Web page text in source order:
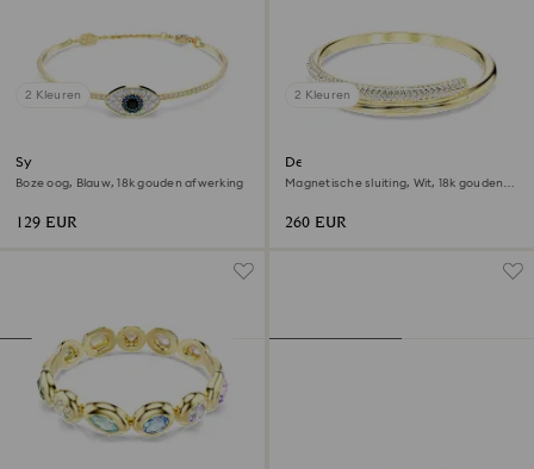
2 Kleuren
Symbolica armband
Boze oog, Blauw, ‎18k gouden afwerking
129 EUR
2 Kleuren
Dextera armband
Magnetische sluiting, Wit, ‎18k gouden
260 EUR